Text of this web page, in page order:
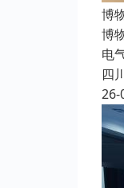
博
博
电
四
26-